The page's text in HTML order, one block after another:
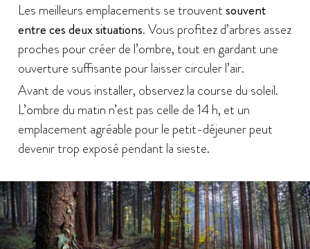
Les meilleurs emplacements se trouventsouvent
entre ces deux situations. Vous profitez d’arbres assez
proches pour créer de l’ombre, tout en gardant une
ouverture suffisante pour laisser circuler l’air.
Avant de vous installer, observez la course du soleil.
L’ombre du matin n’est pas celle de 14 h, et un
emplacement agréable pour le petit-déjeuner peut
devenir trop exposé pendant la sieste.